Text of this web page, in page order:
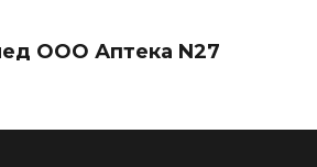
ООО Аптека N27